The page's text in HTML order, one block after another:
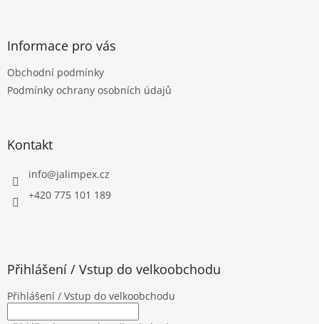
Informace pro vás
Obchodní podmínky
Podmínky ochrany osobních údajů
Kontakt
info@jalimpex.cz
+420 775 101 189
Přihlášení / Vstup do velkoobchodu
Přihlášení / Vstup do velkoobchodu